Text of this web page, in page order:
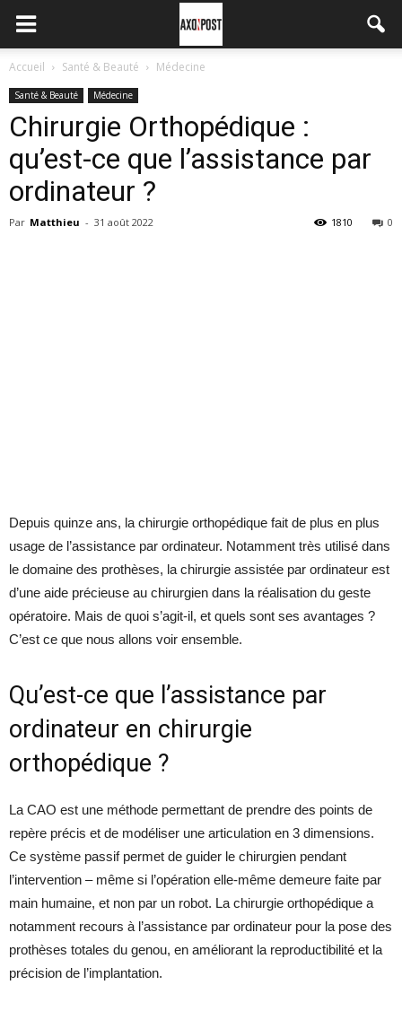
Accueil Santé & Beauté Médecine
Santé & Beauté Médecine
Chirurgie Orthopédique :
qu’est-ce que l’assistance par
ordinateur ?
Par Matthieu - 31 août 2022 0
1810
Depuis quinze ans, la chirurgie orthopédique fait de plus en plus
usage de l’assistance par ordinateur. Notamment très utilisé dans
le domaine des prothèses, la chirurgie assistée par ordinateur est
d’une aide précieuse au chirurgien dans la réalisation du geste
opératoire. Mais de quoi s’agit-il, et quels sont ses avantages ?
C’est ce que nous allons voir ensemble.
Qu’est-ce que l’assistance par
ordinateur en chirurgie
orthopédique ?
La CAO est une méthode permettant de prendre des points de
repère précis et de modéliser une articulation en 3 dimensions.
Ce système passif permet de guider le chirurgien pendant
l’intervention – même si l’opération elle-même demeure faite par
main humaine, et non par un robot. La chirurgie orthopédique a
notamment recours à l’assistance par ordinateur pour la pose des
prothèses totales du genou, en améliorant la reproductibilité et la
précision de l’implantation.